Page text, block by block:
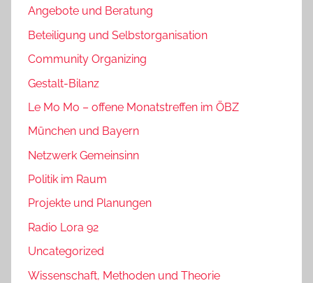
Angebote und Beratung
Beteiligung und Selbstorganisation
Community Organizing
Gestalt-Bilanz
Le Mo Mo – offene Monatstreffen im ÖBZ
München und Bayern
Netzwerk Gemeinsinn
Politik im Raum
Projekte und Planungen
Radio Lora 92
Uncategorized
Wissenschaft, Methoden und Theorie